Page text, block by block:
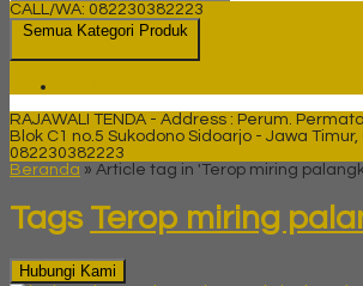
CALL/WA: 082230382223
Semua Kategori Produk
RAJAWALI TENDA - Address : Perum.
Blok C1 no.5 Sukodono Sidoarjo - Jawa Timur,
082230382223
Beranda » Article tag in 'Terop miring
Tags Terop miring
Hubungi Kami